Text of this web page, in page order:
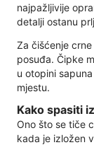
najpažljivije
detalji ostanu
Za čišćenje
posuđa. Čipke
u otopini
mjestu.
Kako spasiti
Ono što se tiče
kada je izložen